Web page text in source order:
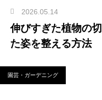
2026.05.14
伸びすぎた植物の
た姿を整える方法
園芸・ガーデニング